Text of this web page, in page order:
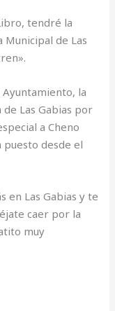
tendré la
de Las
la
Las Gabias por
a Cheno
desde el
en Las Gabias y te
caer por la
muy